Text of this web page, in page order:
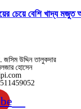
চেয়ে বেশি খাদ্য মজুত
উদ্দিন তালুকদার
হোসেন